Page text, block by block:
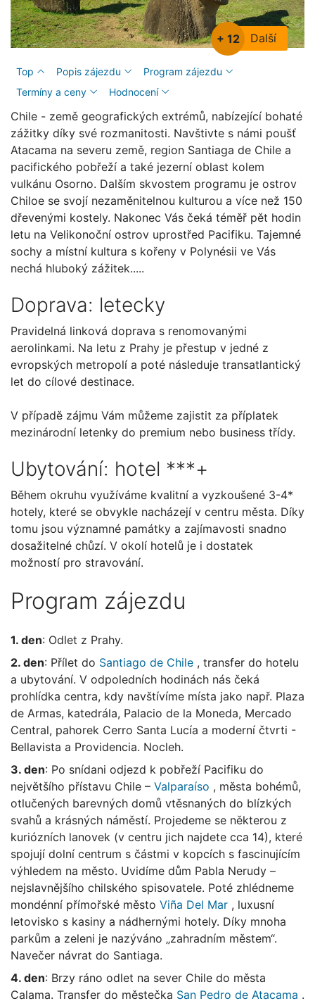
+ 12 Další
Top Popis zájezdu
Program zájezdu
Termíny a ceny
Hodnocení
Chile - země geografických extrémů, nabízející bohaté
zážitky díky své rozmanitosti. Navštivte s námi poušť
Atacama na severu země, region Santiaga de Chile a
pacifického pobřeží a také jezerní oblast kolem
vulkánu Osorno. Dalším skvostem programu je ostrov
Chiloe se svojí nezaměnitelnou kulturou a více než 150
dřevenými kostely. Nakonec Vás čeká téměř pět hodin
letu na Velikonoční ostrov uprostřed Pacifiku. Tajemné
sochy a místní kultura s kořeny v Polynésii ve Vás
nechá hluboký zážitek.....
Doprava: letecky
Pravidelná linková doprava s renomovanými
aerolinkami. Na letu z Prahy je přestup v jedné z
evropských metropolí a poté následuje transatlantický
let do cílové destinace.
V případě zájmu Vám můžeme zajistit za příplatek
mezinárodní letenky do premium nebo business třídy.
Ubytování: hotel ***+
Během okruhu využíváme kvalitní a vyzkoušené 3-4*
hotely, které se obvykle nacházejí v centru města. Díky
tomu jsou významné památky a zajímavosti snadno
dosažitelné chůzí. V okolí hotelů je i dostatek
možností pro stravování.
Program zájezdu
1. den: Odlet z Prahy.
2. den: Přílet do Santiago de Chile , transfer do hotelu
a ubytování. V odpoledních hodinách nás čeká
prohlídka centra, kdy navštívíme místa jako např. Plaza
de Armas, katedrála, Palacio de la Moneda, Mercado
Central, pahorek Cerro Santa Lucía a moderní čtvrti -
Bellavista a Providencia. Nocleh.
3. den: Po snídani odjezd k pobřeží Pacifiku do
největšího přístavu Chile – Valparaíso , města bohémů,
otlučených barevných domů vtěsnaných do blízkých
svahů a krásných náměstí. Projedeme se některou z
kuriózních lanovek (v centru jich najdete cca 14), které
spojují dolní centrum s částmi v kopcích s fascinujícím
výhledem na město. Uvidíme dům Pabla Nerudy –
nejslavnějšího chilského spisovatele. Poté zhlédneme
mondénní přímořské město Viña Del Mar , luxusní
letovisko s kasiny a nádhernými hotely. Díky mnoha
parkům a zeleni je nazýváno „zahradním městem“.
Navečer návrat do Santiaga.
4. den: Brzy ráno odlet na sever Chile do města
Calama. Transfer do městečka San Pedro de Atacama .